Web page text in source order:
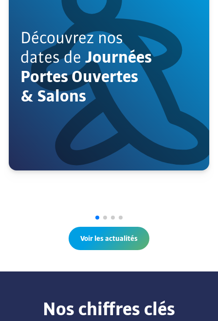
Découvrez nos
dates de Journées
Portes Ouvertes
& Salons
Voir les actualités
Nos chiffres clés